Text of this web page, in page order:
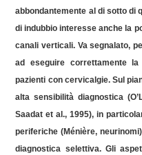
abbondantemente al di sotto di
di indubbio interesse anche la
canali verticali. Va segnalato,
ad eseguire correttamente
pazienti con cervicalgie. Sul
alta sensibilità diagnostica
Saadat et al., 1995), in
periferiche (Ménière,
diagnostica selettiva. Gli